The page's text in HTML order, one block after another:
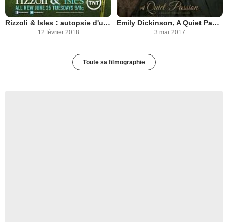
Rizzoli & Isles : autopsie d'un meurtre
12 février 2018
Emily Dickinson, A Quiet Passion
3 mai 2017
Toute sa filmographie